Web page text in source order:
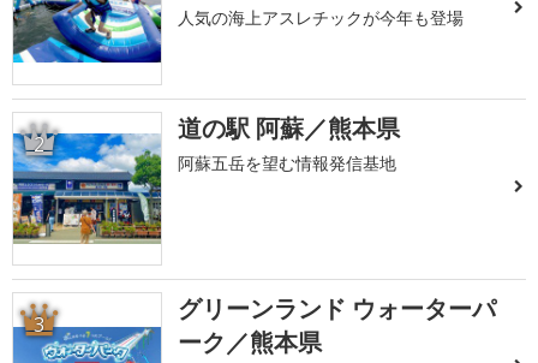
人気の海上アスレチックが今年も登場
2 道の駅 阿蘇／熊本県
阿蘇五岳を望む情報発信基地
3
グリーンランド ウォーターパ
ーク／熊本県